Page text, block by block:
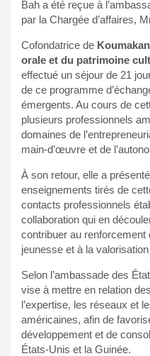
Bah a été reçue à
par la Chargée d’affaires,
Cofondatrice de
orale et du patrimoine
effectué un séjour de 21
de ce programme
émergents. Au cours de
plusieurs professionnels
domaines de
main-d’œuvre et de
À son retour, elle a
enseignements tirés de
contacts professionnels
collaboration qui en
contribuer au
jeunesse et à la
Selon l’ambassade des
vise à mettre en relation
l’expertise, les réseaux et
américaines, afin de
développement et de
États-Unis et la Guinée.